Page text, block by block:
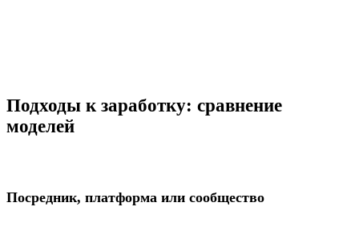
Подходы к заработку: сравнение
моделей
Посредник, платформа или сообщество